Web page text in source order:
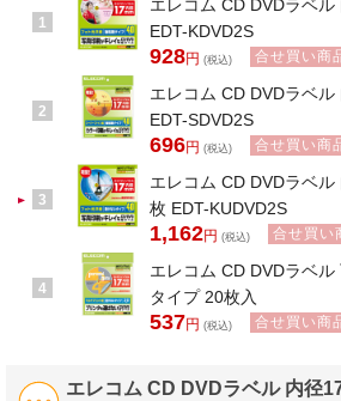
1
エレコム CD DVDラベ
EDT-KDVD2S
928円 (税込) 合せ買い商
2
エレコム CD DVDラベ
EDT-SDVD2S
696円 (税込) 合せ買い商
3
エレコム CD DVDラベ
枚 EDT-KUDVD2S
1,162円 (税込) 合せ買い
4
エレコム CD DVDラベ
タイプ 20枚入
537円 (税込) 合せ買い商
エレコム CD DVDラベル 内径